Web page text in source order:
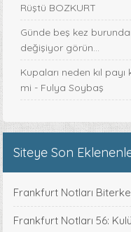
Rüştü BOZKURT
Günde beş kez
değişiyor görün...
Kupaları neden kıl
mi - Fulya Soybaş
Siteye Son
Frankfurt Notları
Frankfurt Notları 56: